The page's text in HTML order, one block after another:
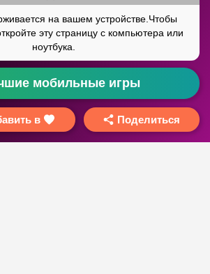
мобильные игры
в Поделиться